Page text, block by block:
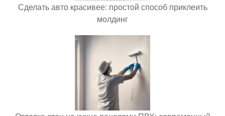
Сделать авто красивее: простой способ приклеить
молдинг